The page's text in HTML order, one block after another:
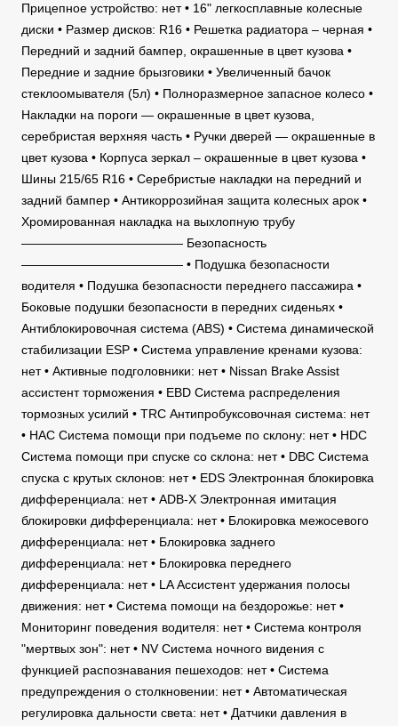
Прицепное устройство: нет • 16" легкосплавные колесные
диски • Размер дисков: R16 • Решетка радиатора – черная •
Передний и задний бампер, окрашенные в цвет кузова •
Передние и задние брызговики • Увеличенный бачок
стеклоомывателя (5л) • Полноразмерное запасное колесо •
Накладки на пороги — окрашенные в цвет кузова,
серебристая верхняя часть • Ручки дверей — окрашенные в
цвет кузова • Корпуса зеркал – окрашенные в цвет кузова •
Шины 215/65 R16 • Серебристые накладки на передний и
задний бампер • Антикоррозийная защита колесных арок •
Хромированная накладка на выхлопную трубу
————————————— Безопасность
————————————— • Подушка безопасности
водителя • Подушка безопасности переднего пассажира •
Боковые подушки безопасности в передних сиденьях •
Антиблокировочная система (ABS) • Система динамической
стабилизации ESP • Система управление кренами кузова:
нет • Активные подголовники: нет • Nissan Brake Assist
ассистент торможения • EBD Система распределения
тормозных усилий • TRC Антипробуксовочная система: нет
• HAC Система помощи при подъеме по склону: нет • HDC
Система помощи при спуске со склона: нет • DBC Система
спуска с крутых склонов: нет • EDS Электронная блокировка
дифференциала: нет • ADB-X Электронная имитация
блокировки дифференциала: нет • Блокировка межосевого
дифференциала: нет • Блокировка заднего
дифференциала: нет • Блокировка переднего
дифференциала: нет • LA Ассистент удержания полосы
движения: нет • Система помощи на бездорожье: нет •
Мониторинг поведения водителя: нет • Система контроля
"мертвых зон": нет • NV Система ночного видения с
функцией распознавания пешеходов: нет • Система
предупреждения о столкновении: нет • Автоматическая
регулировка дальности света: нет • Датчики давления в